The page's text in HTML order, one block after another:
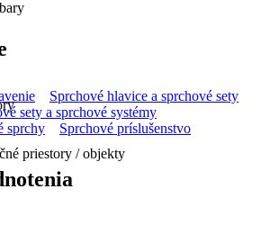
priestory / objekty
Sprchové hlavice a sprchové sety
sety a sprchové systémy
sprchy
Sprchové príslušenstvo